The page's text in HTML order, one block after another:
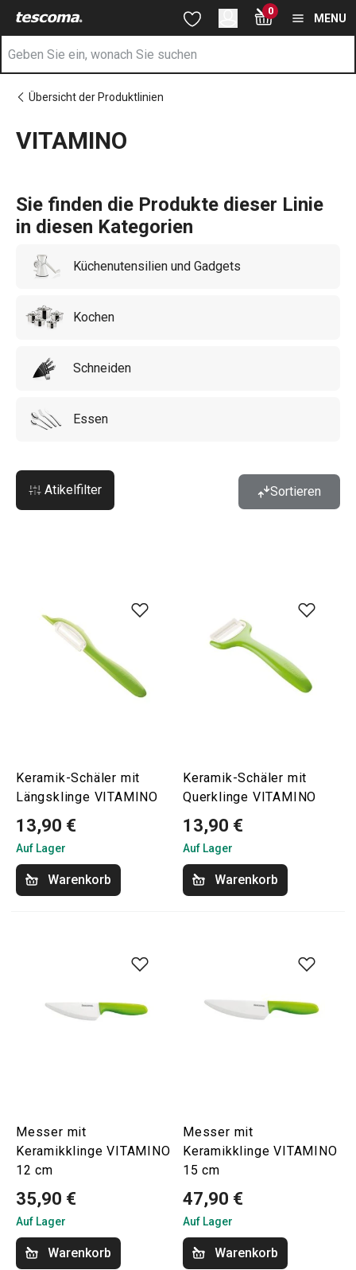
Sie befinden sich auf der VITAMINO Seite
Zum Hauptinhalt springen
Zur Suche springen
Zur Navigation springen 0
MENU
Übersicht der Produktlinien
VITAMINO
Sie finden die Produkte dieser Linie
in diesen Kategorien
Küchenutensilien und Gadgets
Kochen
Schneiden
Essen
Atikelfilter Sortieren
Keramik-Schäler mit
Längsklinge VITAMINO
13,90 €
Auf Lager
Warenkorb
Keramik-Schäler mit
Querklinge VITAMINO
13,90 €
Auf Lager
Warenkorb
Messer mit
Keramikklinge VITAMINO
12 cm
35,90 €
Auf Lager
Warenkorb
Messer mit
Keramikklinge VITAMINO
15 cm
47,90 €
Auf Lager
Warenkorb